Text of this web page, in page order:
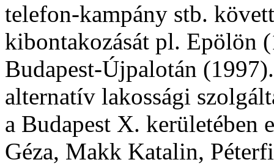
telefon-kampány stb.
kibontakozását pl. Epölön
Budapest-Újpalotán
alternatív lakossági
a Budapest X. kerületében
Géza, Makk Katalin,